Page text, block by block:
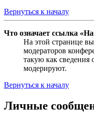
Вернуться к началу
Что означает ссылка
На этой странице
модераторов
такую как сведения
модерируют.
Вернуться к началу
Личные